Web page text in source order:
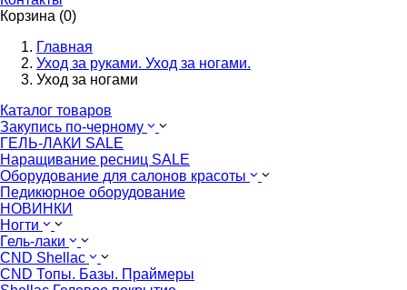
Корзина (0)
Главная
Уход за руками. Уход за ногами.
Уход за ногами
Каталог товаров
Закупись по-черному
ГЕЛЬ-ЛАКИ SALE
Наращивание ресниц SALE
Оборудование для салонов красоты
Педикюрное оборудование
НОВИНКИ
Ногти
Гель-лаки
CND Shellac
CND Топы. Базы. Праймеры